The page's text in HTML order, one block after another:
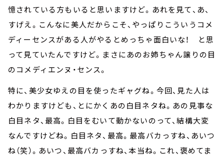
憶されている方もいると思いますけど。あれを見て、あ、
すげえ。こんなに美人だからこそ、やっぱりこういうコメ
ディーセンスがある人がやるとめっちゃ面白いな！ と思
って見ていたんですけど。まさにあのお姉ちゃん譲りの目
のコメディエンヌ・センス。
特に、美少女ゆえの目を使ったギャグね。今回、見た人は
わかりますけども、とにかくあの白目ネタね。あの見事な
白目ネタ、最高。白目をむいて動かないのって、結構大変
なんですけどね。白目ネタ、最高。最高バカっすね、あいつ
ね（笑）。あいつ、最高バカっすね、本当ね。これ、褒めてま